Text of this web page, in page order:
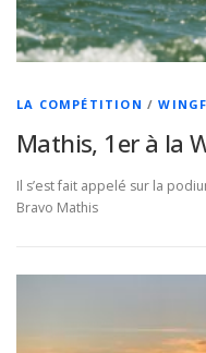
LA COMPÉTITION /
Mathis, 1er à la
Il s’est fait appelé sur la
Bravo Mathis